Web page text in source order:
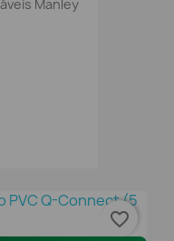
Manley
favorite_border